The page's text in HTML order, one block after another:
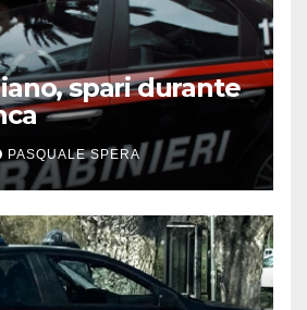
spari durante
PASQUALE SPERA